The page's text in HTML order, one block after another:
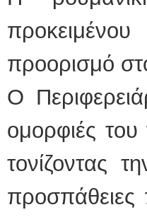
προορισμό
Ο
ομορφιές του
τονίζοντας